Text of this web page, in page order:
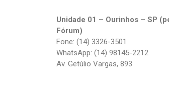
Unidade 01 – Ourinhos – SP
Fórum)
Fone: (14) 3326-3501
WhatsApp: (14) 98145-2212
Av. Getúlio Vargas, 893